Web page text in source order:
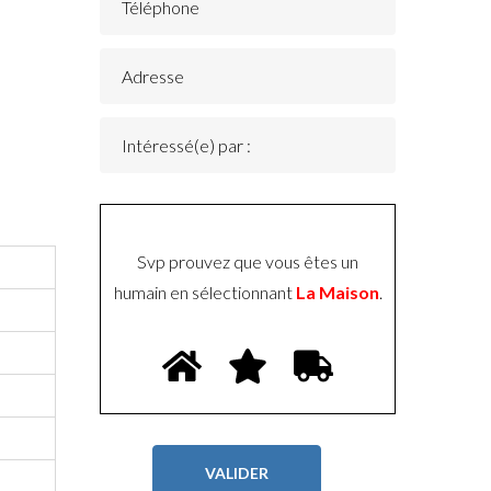
Svp prouvez que vous êtes un
humain en sélectionnantLa Maison.